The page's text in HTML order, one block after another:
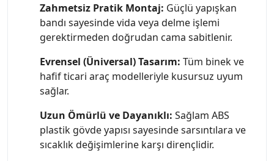
Zahmetsiz Pratik Montaj: Güçlü yapışkan
bandı sayesinde vida veya delme işlemi
gerektirmeden doğrudan cama sabitlenir.
Evrensel (Üniversal) Tasarım: Tüm binek ve
hafif ticari araç modelleriyle kusursuz uyum
sağlar.
Uzun Ömürlü ve Dayanıklı: Sağlam ABS
plastik gövde yapısı sayesinde sarsıntılara ve
sıcaklık değişimlerine karşı dirençlidir.